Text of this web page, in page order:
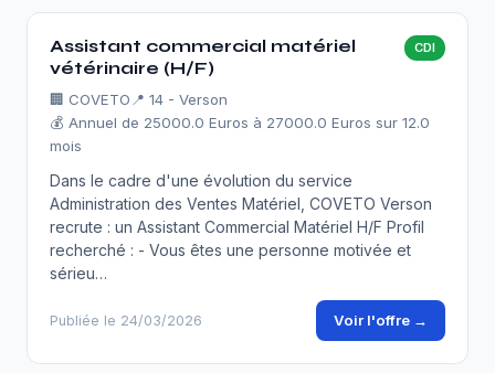
Assistant commercial matériel
vétérinaire (H/F)
CDI
🏢 COVETO 📍 14 - Verson
💰 Annuel de 25000.0 Euros à 27000.0 Euros sur 12.0
mois
Dans le cadre d'une évolution du service
Administration des Ventes Matériel, COVETO Verson
recrute : un Assistant Commercial Matériel H/F Profil
recherché : - Vous êtes une personne motivée et
sérieu…
Publiée le 24/03/2026 Voir l'offre →